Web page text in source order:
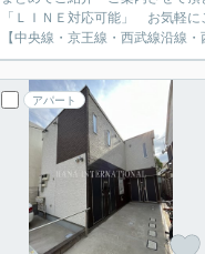
「ＬＩＮＥ対応可能」 お気軽
【中央線・京王線・西武線沿線
アパート